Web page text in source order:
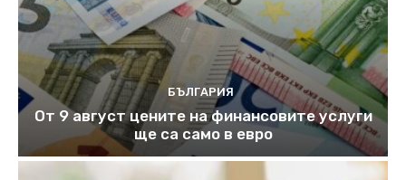
БЪЛГАРИЯ
От 9 август цените на финансовите услуги
ще са само в евро